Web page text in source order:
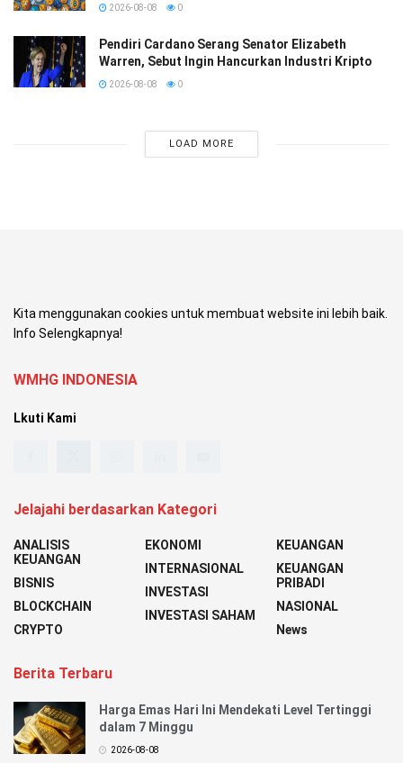
2026-08-08 0
Pendiri Cardano Serang Senator Elizabeth
Warren, Sebut Ingin Hancurkan Industri Kripto
2026-08-08 0
LOAD MORE
Kita menggunakan cookies untuk membuat website ini lebih baik.
Info Selengkapnya!
WMHG INDONESIA
Lkuti Kami
Jelajahi berdasarkan Kategori
ANALISIS
KEUANGAN
BISNIS
BLOCKCHAIN
CRYPTO
EKONOMI
INTERNASIONAL
INVESTASI
INVESTASI SAHAM
KEUANGAN
KEUANGAN
PRIBADI
NASIONAL
News
Berita Terbaru
Harga Emas Hari Ini Mendekati Level Tertinggi
dalam 7 Minggu
2026-08-08